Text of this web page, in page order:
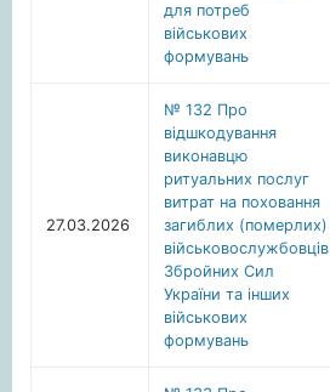
для потреб
військових
формувань
27.03.2026
№ 132 Про
відшкодування
виконавцю
ритуальних послуг
витрат на поховання
загиблих (померлих)
військовослужбовців
Збройних Сил
України та інших
військових
формувань